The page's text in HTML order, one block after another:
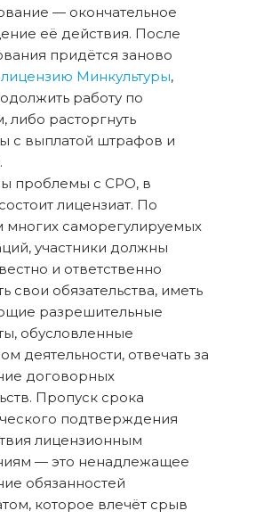
— окончательное
её действия. После
придётся заново
лицензию Минкультуры,
работу по
либо расторгнуть
с выплатой штрафов и
проблемы с СРО, в
лицензиат. По
многих саморегулируемых
участники должны
и ответственно
свои обязательства, иметь
разрешительные
обусловленные
деятельности, отвечать за
договорных
Пропуск срока
подтверждения
лицензионным
— это ненадлежащее
обязанностей
которое влечёт срыв